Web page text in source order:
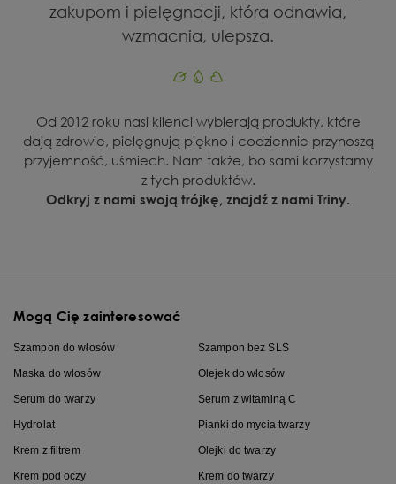
zakupom i pielęgnacji, która odnawia,
wzmacnia, ulepsza.
Od 2012 roku nasi klienci wybierają produkty, które
dają zdrowie, pielęgnują piękno i codziennie przynoszą
przyjemność, uśmiech. Nam także, bo sami korzystamy
z tych produktów.
Odkryj z nami swoją trójkę, znajdź z nami Triny.
Mogą Cię zainteresować
Szampon do włosów Szampon bez SLS
Maska do włosów Olejek do włosów
Serum do twarzy Serum z witaminą C
Hydrolat Pianki do mycia twarzy
Krem z filtrem Olejki do twarzy
Krem pod oczy Krem do twarzy